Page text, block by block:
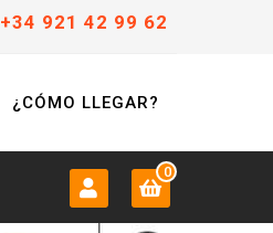
+34 921 42 99 62
¿CÓMO LLEGAR?
0